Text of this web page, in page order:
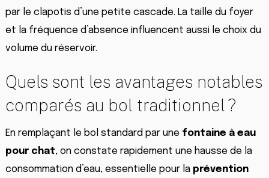
par le clapotis d’une petite cascade. La taille du foyer
et la fréquence d’absence influencent aussi le choix du
volume du réservoir.
Quels sont les avantages notables
comparés au bol traditionnel ?
En remplaçant le bol standard par une fontaine à eau
pour chat, on constate rapidement une hausse de la
consommation d’eau, essentielle pour la prévention